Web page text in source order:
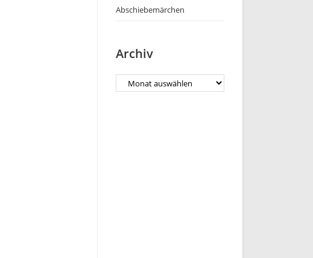
Abschiebemärchen
Archiv
Archiv